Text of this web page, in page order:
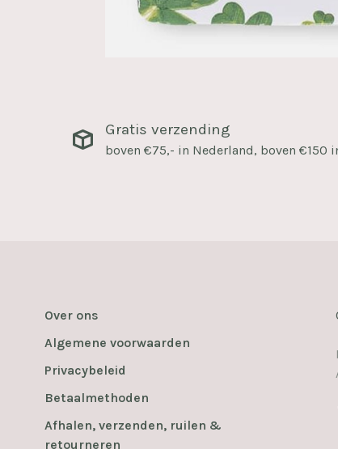
Gratis verzending
boven €75,- in Nederland, boven €150
Over ons
Algemene voorwaarden
Privacybeleid
Betaalmethoden
Afhalen, verzenden, ruilen &
retourneren